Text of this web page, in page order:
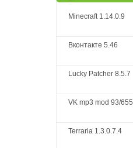
Minecraft 1.14.0.9
Вконтакте 5.46
Lucky Patcher 8.5.7
VK mp3 mod 93/655
Terraria 1.3.0.7.4